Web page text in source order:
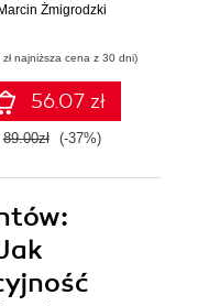
Żmigrodzki
najniższa cena z 30 dni)
56.07 zł
89.00zł (-37%)